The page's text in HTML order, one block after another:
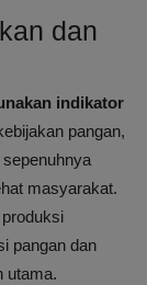
dan
indikator
pangan,
masyarakat.
pangan dan
utama.